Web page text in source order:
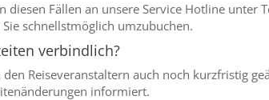
diesen Fällen an unsere Service Hotline unter
schnellstmöglich umzubuchen.
verbindlich?
Reiseveranstaltern auch noch kurzfristig
informiert.